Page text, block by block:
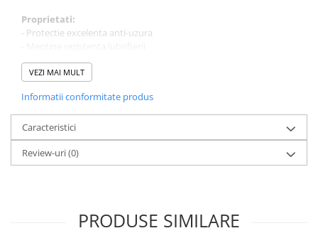
Proprietati:
- Protectie excelenta anti-uzura
- Stabilitate ridicata in timp a proprietatilor de lubrifiere
- Nu se dizolva in apa
- Stabilitate mecanica considerabila si lubrifiere rezistenta
- Buna rezistenta la sarcini mari si vibratii
Cum se utilizeaza Faren GF504?
Curatati piesele de tratat de orice reziduu de grasime sau
lubrifiant folosit anterior.
VEZI MAI MULT
Informatii conformitate produs
Caracteristici
Review-uri(0)
PRODUSE SIMILARE